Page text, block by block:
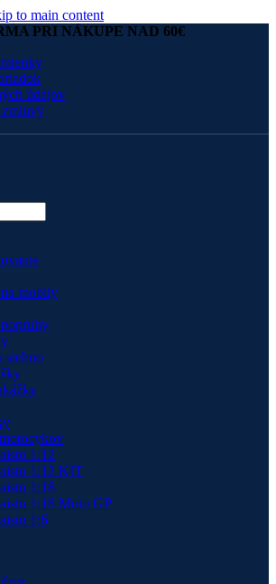
to main content
PRI NÁKUPE NAD 60€
údajov
zmluvy
mobily
stehno
1:12
1:12 KIT
1:18
1:18 Moto GP
1:6